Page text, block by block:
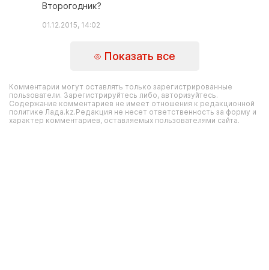
Второгодник?
01.12.2015, 14:02
Показать все
Комментарии могут оставлять только зарегистрированные
пользователи. Зарегистрируйтесь либо, авторизуйтесь.
Содержание комментариев не имеет отношения к редакционной
политике Лада.kz.Редакция не несет ответственность за форму и
характер комментариев, оставляемых пользователями сайта.